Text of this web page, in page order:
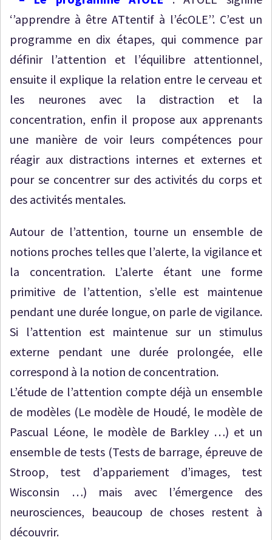
‘’apprendre à être ATtentif à l’écOLE’’. C’est un
programme en dix étapes, qui commence par
définir l’attention et l’équilibre attentionnel,
ensuite il explique la relation entre le cerveau et
les neurones avec la distraction et la
concentration, enfin il propose aux apprenants
une manière de voir leurs compétences pour
réagir aux distractions internes et externes et
pour se concentrer sur des activités du corps et
des activités mentales.
Autour de l’attention, tourne un ensemble de
notions proches telles que l’alerte, la vigilance et
la concentration. L’alerte étant une forme
primitive de l’attention, s’elle est maintenue
pendant une durée longue, on parle de vigilance.
Si l’attention est maintenue sur un stimulus
externe pendant une durée prolongée, elle
correspond à la notion de concentration.
L’étude de l’attention compte déjà un ensemble
de modèles (Le modèle de Houdé, le modèle de
Pascual Léone, le modèle de Barkley …) et un
ensemble de tests (Tests de barrage, épreuve de
Stroop, test d’appariement d’images, test
Wisconsin …) mais avec l’émergence des
neurosciences, beaucoup de choses restent à
découvrir.